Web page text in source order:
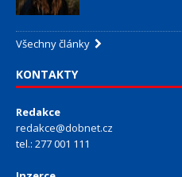
Všechny články
KONTAKTY
Redakce
redakce@dobnet.cz
tel.: 277 001 111